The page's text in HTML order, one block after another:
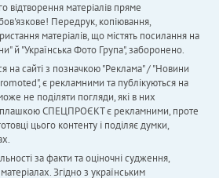
відтворення матеріалів пряме
Передрук, копіювання,
матеріалів, що містять посилання на
й "Українська Фото Група", заборонено.
на сайті з позначкою "Реклама" / "Новини
є рекламними та публікуються на
не поділяти погляди, які в них
плашкою СПЕЦПРОЄКТ є рекламними, проте
цього контенту і поділяє думки,
за факти та оціночні судження,
Згідно з українським